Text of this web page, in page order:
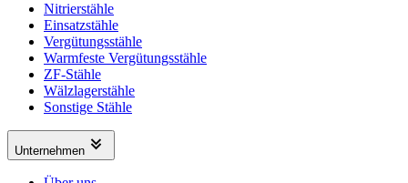
Nitrierstähle
Einsatzstähle
Vergütungsstähle
Warmfeste Vergütungsstähle
ZF-Stähle
Wälzlagerstähle
Sonstige Stähle
Unternehmen